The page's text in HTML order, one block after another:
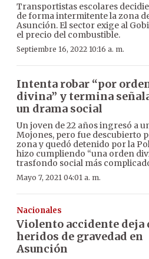
Transportistas escolares
de forma intermitente la zona
Asunción. El sector exige al
el precio del combustible.
Septiembre 16, 2022 10:16 a. m.
Intenta robar “por
divina” y termina
un drama social
Un joven de 22 años ingresó a
Mojones, pero fue descubierto
zona y quedó detenido por la
hizo cumpliendo “una orden
trasfondo social más
Mayo 7, 2021 04:01 a. m.
Nacionales
Violento accidente deja
heridos de gravedad en
Asunción